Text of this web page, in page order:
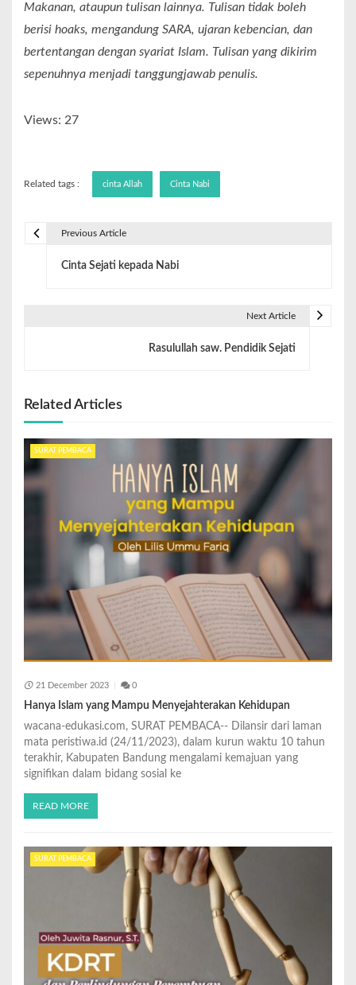
Makanan, ataupun tulisan lainnya. Tulisan tidak boleh
berisi hoaks, mengandung SARA, ujaran kebencian, dan
bertentangan dengan syariat Islam. Tulisan yang dikirim
sepenuhnya menjadi tanggungjawab penulis.
Views: 27
Related tags : cinta Allah Cinta Nabi
Previous Article
Cinta Sejati kepada Nabi
Next Article
Rasulullah saw. Pendidik Sejati
Related Articles
SURAT PEMBACA
21 December 2023 0
Hanya Islam yang Mampu Menyejahterakan Kehidupan
wacana-edukasi.com, SURAT PEMBACA-- Dilansir dari laman
mata peristiwa.id (24/11/2023), dalam kurun waktu 10 tahun
terakhir, Kabupaten Bandung mengalami kemajuan yang
signifikan dalam bidang sosial ke
READ MORE
SURAT PEMBACA